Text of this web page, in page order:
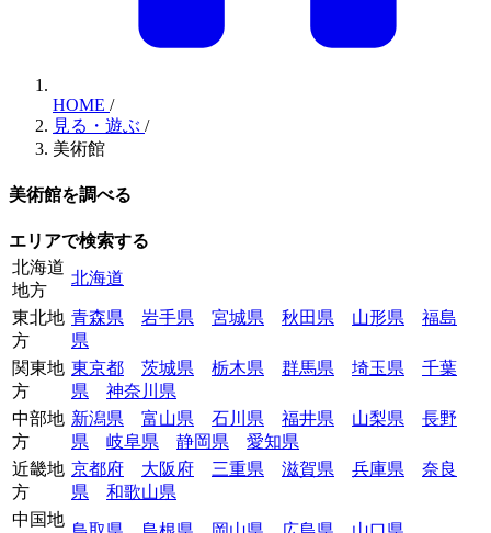
HOME /
見る・遊ぶ /
美術館
美術館を調べる
エリアで検索する
北海道
地方
北海道
東北地
方
青森県 岩手県 宮城県 秋田県 山形県
福島
県
関東地
方
東京都 茨城県 栃木県 群馬県 埼玉県
千葉
県
神奈川県
中部地
方
新潟県 富山県 石川県 福井県 山梨県
長野
県
岐阜県 静岡県
愛知県
近畿地
方
京都府 大阪府 三重県 滋賀県 兵庫県
奈良
県
和歌山県
中国地